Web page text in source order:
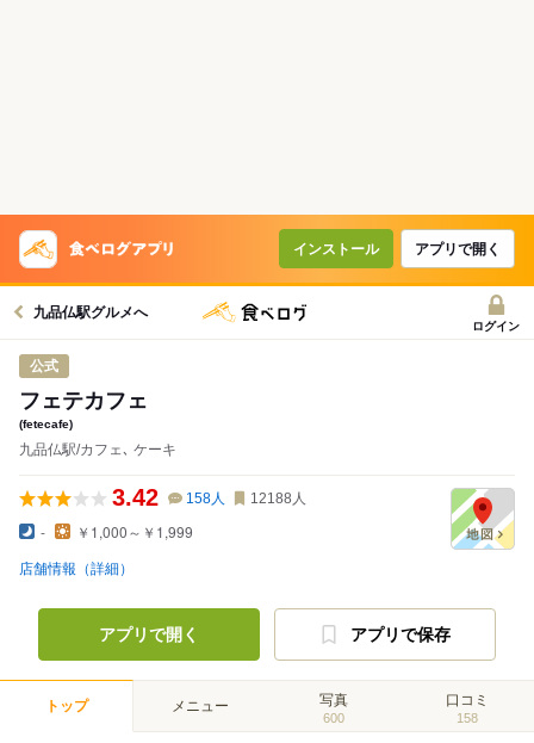
インストール アプリで開く
九品仏駅グルメへ
ログイン
公式
フェテカフェ
(fetecafe)
九品仏駅/カフェ､ ケーキ
3.42 158人 12188 人
- ￥1,000～￥1,999
店舗情報（詳細）
アプリで開く アプリで保存
トップ メニュー 写真
600
口コミ
158